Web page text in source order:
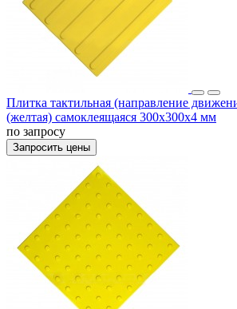
Плитка тактильная (направление
(желтая) самоклеящаяся 300х300х4 мм
по запросу
Запросить цены